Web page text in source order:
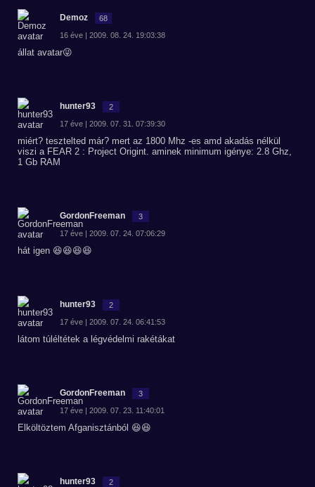
Demoz 68
16 éve | 2009. 08. 24. 19:03:38
állat avatar😜
hunter93 2
17 éve | 2009. 07. 31. 07:39:30
miért? tesztelted már? mert az 1800 Mhz -es amd akadás nélkül
viszi a FEAR 2 : Project Origint. aminek minimum igénye: 2.8 Ghz,
1 Gb RAM
GordonFreeman 3
17 éve | 2009. 07. 24. 07:06:29
hát igen 😆😆😆😆
hunter93 2
17 éve | 2009. 07. 24. 06:41:53
látom túléltétek a légvédelmi rakétákat
GordonFreeman 3
17 éve | 2009. 07. 23. 11:40:01
Elköltöztem Afganisztánból 😆😆
hunter93 2